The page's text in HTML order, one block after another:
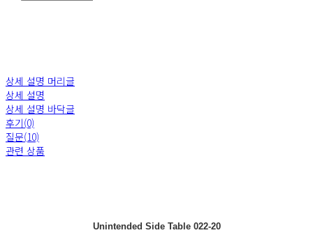
상세 설명 머리글
상세 설명
상세 설명 바닥글
후기(0)
질문(10)
관련 상품
Unintended Side Table 022-20